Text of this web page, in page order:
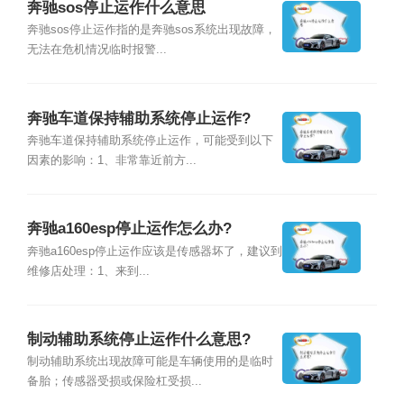
奔驰sos停止运作什么意思
奔驰sos停止运作指的是奔驰sos系统出现故障，
无法在危机情况临时报警...
奔驰车道保持辅助系统停止运作?
奔驰车道保持辅助系统停止运作，可能受到以下
因素的影响：1、非常靠近前方...
奔驰a160esp停止运作怎么办?
奔驰a160esp停止运作应该是传感器坏了，建议到
维修店处理：1、来到...
制动辅助系统停止运作什么意思?
制动辅助系统出现故障可能是车辆使用的是临时
备胎；传感器受损或保险杠受损...